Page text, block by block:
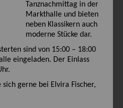
Tanznachmittag in der
Markthalle und bieten
neben Klassikern auch
moderne Stücke dar.
sind von 15:00 – 18:00
eingeladen. Der Einlass
gerne bei Elvira Fischer,